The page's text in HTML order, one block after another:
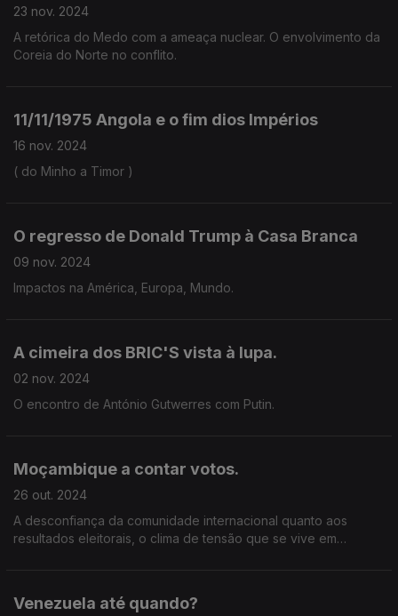
23 nov. 2024
A retórica do Medo com a ameaça nuclear. O envolvimento da
Coreia do Norte no conflito.
11/11/1975 Angola e o fim dios Impérios
16 nov. 2024
( do Minho a Timor )
O regresso de Donald Trump à Casa Branca
09 nov. 2024
Impactos na América, Europa, Mundo.
A cimeira dos BRIC'S vista à lupa.
02 nov. 2024
O encontro de António Gutwerres com Putin.
Moçambique a contar votos.
26 out. 2024
A desconfiança da comunidade internacional quanto aos
resultados eleitorais, o clima de tensão que se vive em
Venezuela até quando?